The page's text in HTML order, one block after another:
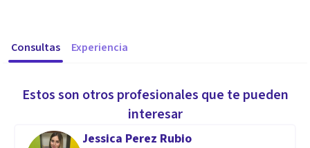
Consultas Experiencia
Estos son otros profesionales que te pueden
interesar
Jessica Perez Rubio